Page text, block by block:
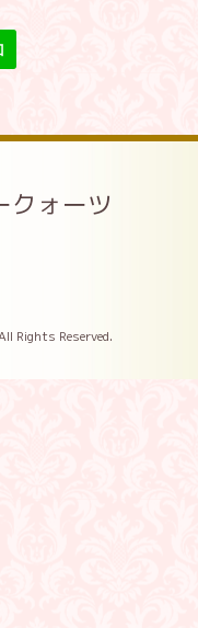
ォーツ
Rights Reserved.